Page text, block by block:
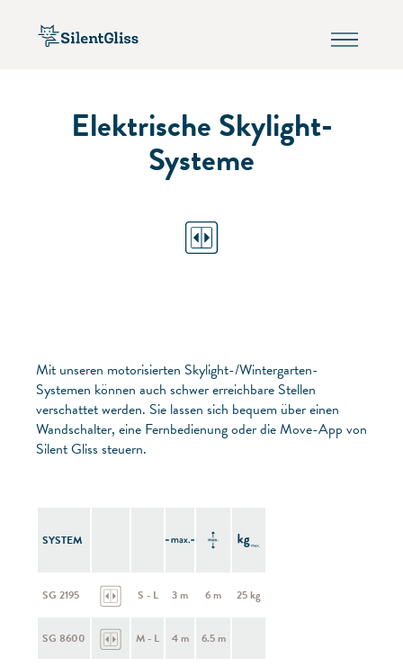
Elektrische Skylight-
Systeme
Mit unseren motorisierten Skylight-/Wintergarten-
Systemen können auch schwer erreichbare Stellen
verschattet werden. Sie lassen sich bequem über einen
Wandschalter, eine Fernbedienung oder die Move-App von
Silent Gliss steuern.
SYSTEM
SG 2195 S - L 3 m 6 m 25 kg
SG 8600 M - L 4 m 6.5 m